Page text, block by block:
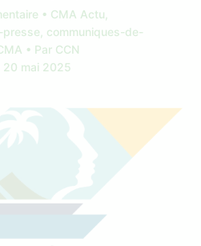
• CMA Actu
presse communiques-de-
• Par CCN
20 mai 2025